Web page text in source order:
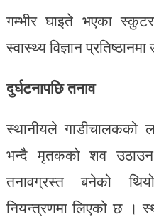
गम्भीर घाइते भएका
स्वास्थ्य विज्ञान
दुर्घटनापछि तनाव
स्थानीयले गाडीचालकको
भन्दै मृतकको शव उठाउन
तनावग्रस्त बनेको
नियन्त्रणमा लिएको छ ।